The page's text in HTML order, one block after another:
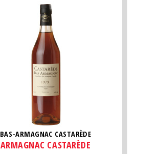
BAS-ARMAGNAC CASTARÈDE
ARMAGNAC CASTARÈDE